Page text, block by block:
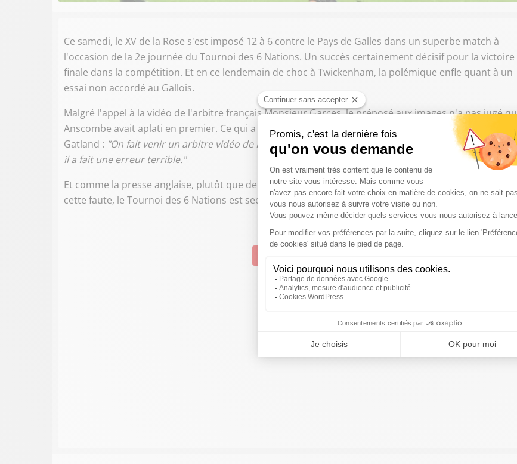
Ce samedi, le XV de la Rose s'est imposé 12 à 6 contre le Pays de Galles dans un superbe match à
l'occasion de la 2e journée du Tournoi des 6 Nations. Un succès certainement décisif pour la victoire
finale dans la compétition. Et en ce lendemain de choc à Twickenham, la polémique enfle quant à un
essai non accordé au Gallois.
Malgré l'appel à la vidéo de l'arbitre français Monsieur Garces, le préposé aux images n'a pas jugé
Anscombe avait aplati en premier. Ce qui a fortement déplu au sélectionneur du XV au Poireau
Gatland : "On fait venir un arbitre vidéo de Nouvelle-Zélande, il a une décision importante à prendre,
il a fait une erreur terrible."
Et comme la presse anglaise, plutôt que de faire profil bas en a rajouté une couche en se gaussant de
cette faute, le Tournoi des 6 Nations est secoué.